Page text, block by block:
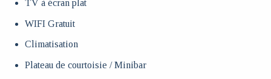
TV à écran plat
WIFI Gratuit
Climatisation
Plateau de courtoisie / Minibar